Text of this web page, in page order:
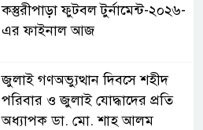
কস্তুরীপাড়া ফুটবল টুর্নামেন্ট-২০২৬-
এর ফাইনাল আজ
জুলাই গণঅভ্যুত্থান দিবসে শহীদ
পরিবার ও জুলাই যোদ্ধাদের প্রতি
অধ্যাপক ডা. মো. শাহ আলম